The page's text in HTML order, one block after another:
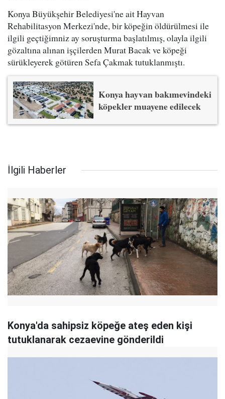
Konya Büyükşehir Belediyesi'ne ait Hayvan
Rehabilitasyon Merkezi'nde, bir köpeğin öldürülmesi ile
ilgili geçtiğimniz ay soruşturma başlatılmış, olayla ilgili
gözaltına alınan işçilerden Murat Bacak ve köpeği
sürükleyerek götüren Sefa Çakmak tutuklanmıştı.
Konya hayvan bakımevindeki
köpekler muayene edilecek
İlgili Haberler
Konya'da sahipsiz köpeğe ateş eden kişi
tutuklanarak cezaevine gönderildi